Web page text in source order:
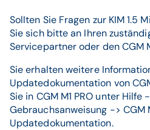
Sollten Sie Fragen zur KIM 1.5
Sie sich bitte an Ihren
Servicepartner oder den CGM
Sie erhalten weitere
Updatedokumentation von
Sie in CGM M1 PRO unter Hilfe
Gebrauchsanweisung -> CGM
Updatedokumentation.